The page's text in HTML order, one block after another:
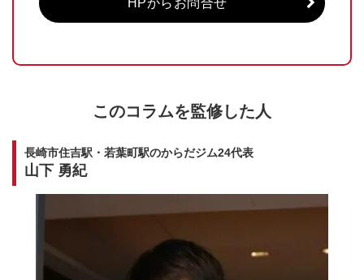
HPからお問合せ
このコラムを監修した人
長崎市住吉駅・若葉町駅のからだジム24代表
山下 勇紀